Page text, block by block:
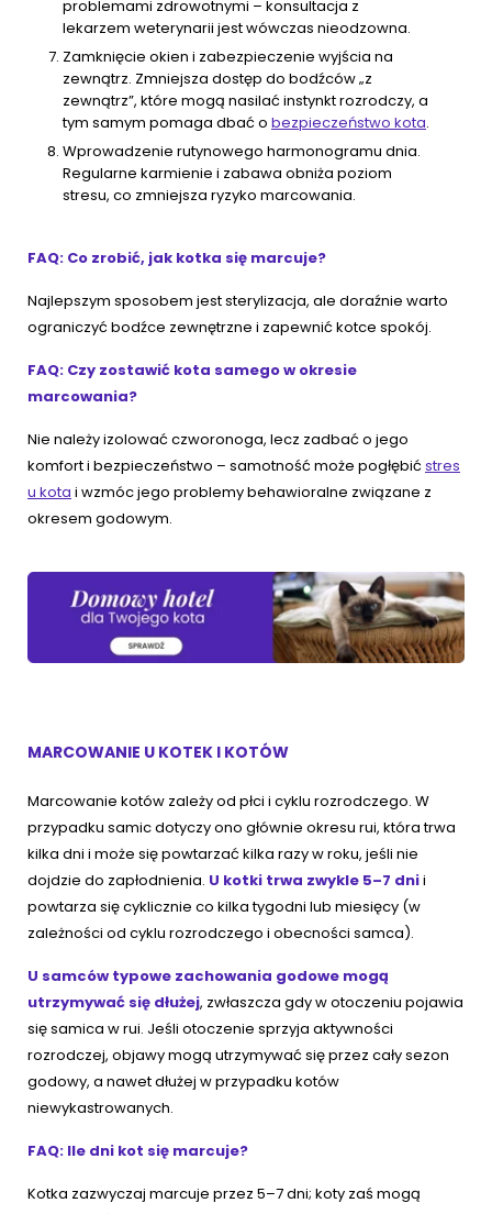
problemami zdrowotnymi – konsultacja z
lekarzem weterynarii jest wówczas nieodzowna.
Zamknięcie okien i zabezpieczenie wyjścia na
zewnątrz. Zmniejsza dostęp do bodźców „z
zewnątrz”, które mogą nasilać instynkt rozrodczy, a
tym samym pomaga dbać o bezpieczeństwo kota.
Wprowadzenie rutynowego harmonogramu dnia.
Regularne karmienie i zabawa obniża poziom
stresu, co zmniejsza ryzyko marcowania.
FAQ: Co zrobić, jak kotka się marcuje?
Najlepszym sposobem jest sterylizacja, ale doraźnie warto
ograniczyć bodźce zewnętrzne i zapewnić kotce spokój.
FAQ: Czy zostawić kota samego w okresie
marcowania?
Nie należy izolować czworonoga, lecz zadbać o jego
komfort i bezpieczeństwo – samotność może pogłębić stres
u kota i wzmóc jego problemy behawioralne związane z
okresem godowym.
MARCOWANIE U KOTEK I KOTÓW
Marcowanie kotów zależy od płci i cyklu rozrodczego. W
przypadku samic dotyczy ono głównie okresu rui, która trwa
kilka dni i może się powtarzać kilka razy w roku, jeśli nie
dojdzie do zapłodnienia. U kotki trwa zwykle 5–7 dnii
powtarza się cyklicznie co kilka tygodni lub miesięcy (w
zależności od cyklu rozrodczego i obecności samca).
U samców typowe zachowania godowe mogą
utrzymywać się dłużej, zwłaszcza gdy w otoczeniu pojawia
się samica w rui. Jeśli otoczenie sprzyja aktywności
rozrodczej, objawy mogą utrzymywać się przez cały sezon
godowy, a nawet dłużej w przypadku kotów
niewykastrowanych.
FAQ: Ile dni kot się marcuje?
Kotka zazwyczaj marcuje przez 5–7 dni; koty zaś mogą